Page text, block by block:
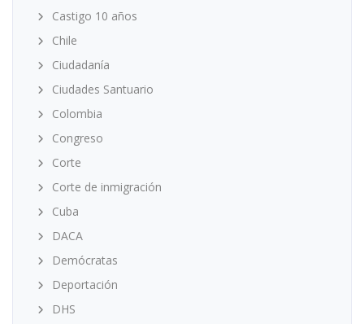
Castigo 10 años
Chile
Ciudadanía
Ciudades Santuario
Colombia
Congreso
Corte
Corte de inmigración
Cuba
DACA
Demócratas
Deportación
DHS